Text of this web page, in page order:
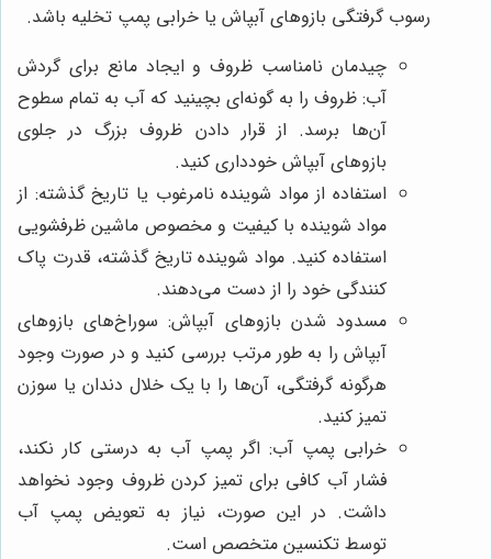
رسوب گرفتگی بازوهای آبپاش یا خرابی پمپ تخلیه باشد.
چیدمان نامناسب ظروف و ایجاد مانع برای گردش
آب: ظروف را به گونه‌ای بچینید که آب به تمام سطوح
آن‌ها برسد. از قرار دادن ظروف بزرگ در جلوی
بازوهای آبپاش خودداری کنید.
استفاده از مواد شوینده نامرغوب یا تاریخ گذشته: از
مواد شوینده با کیفیت و مخصوص ماشین ظرفشویی
استفاده کنید. مواد شوینده تاریخ گذشته، قدرت پاک
کنندگی خود را از دست می‌دهند.
مسدود شدن بازوهای آبپاش: سوراخ‌های بازوهای
آبپاش را به طور مرتب بررسی کنید و در صورت وجود
هرگونه گرفتگی، آن‌ها را با یک خلال دندان یا سوزن
تمیز کنید.
خرابی پمپ آب: اگر پمپ آب به درستی کار نکند،
فشار آب کافی برای تمیز کردن ظروف وجود نخواهد
داشت. در این صورت، نیاز به تعویض پمپ آب
توسط تکنسین متخصص است.